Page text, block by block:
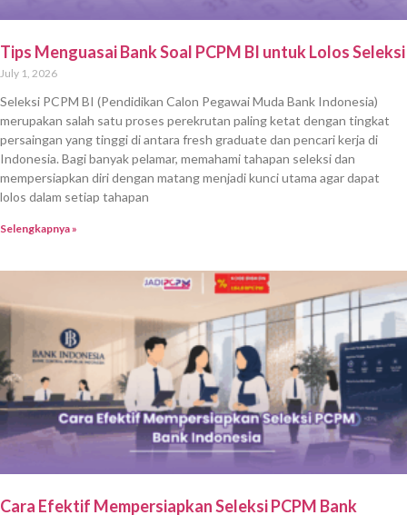
Tips Menguasai Bank Soal PCPM BI untuk Lolos Seleksi
July 1, 2026
Seleksi PCPM BI (Pendidikan Calon Pegawai Muda Bank Indonesia)
merupakan salah satu proses perekrutan paling ketat dengan tingkat
persaingan yang tinggi di antara fresh graduate dan pencari kerja di
Indonesia. Bagi banyak pelamar, memahami tahapan seleksi dan
mempersiapkan diri dengan matang menjadi kunci utama agar dapat
lolos dalam setiap tahapan
Selengkapnya »
Cara Efektif Mempersiapkan Seleksi PCPM Bank